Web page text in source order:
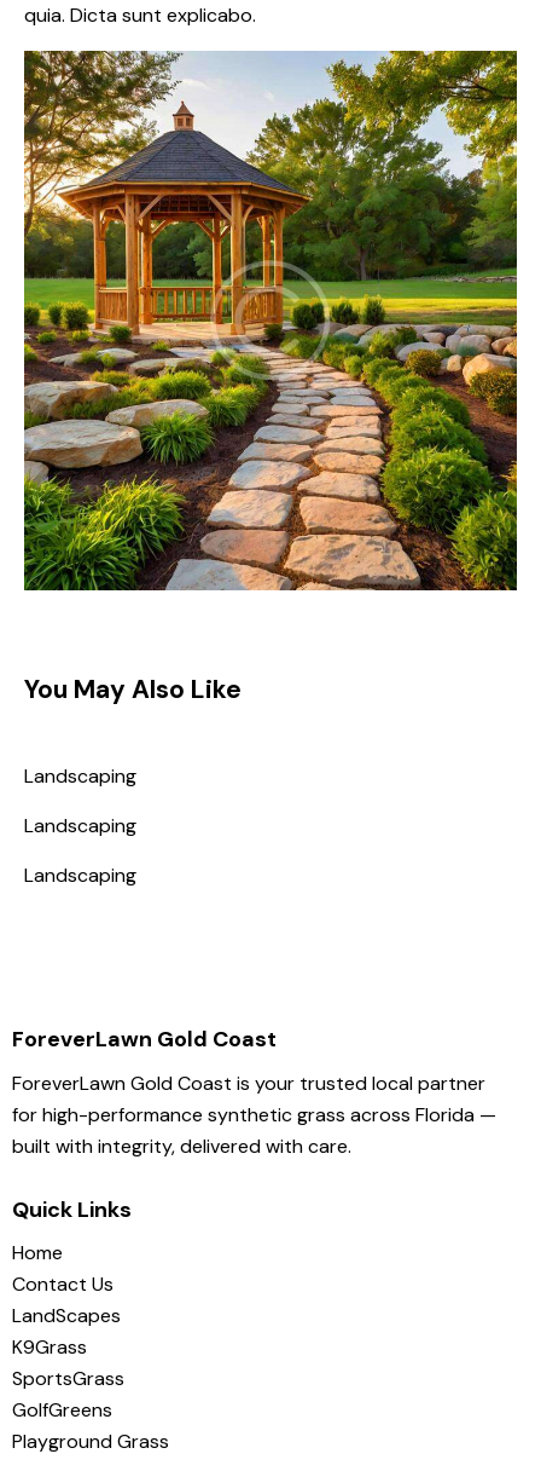
quia. Dicta sunt explicabo.
You May Also Like
Landscaping
Landscaping
Landscaping
ForeverLawn Gold Coast
ForeverLawn Gold Coast is your trusted local partner
for high-performance synthetic grass across Florida —
built with integrity, delivered with care.
Quick Links
Home
Contact Us
LandScapes
K9Grass
SportsGrass
GolfGreens
Playground Grass